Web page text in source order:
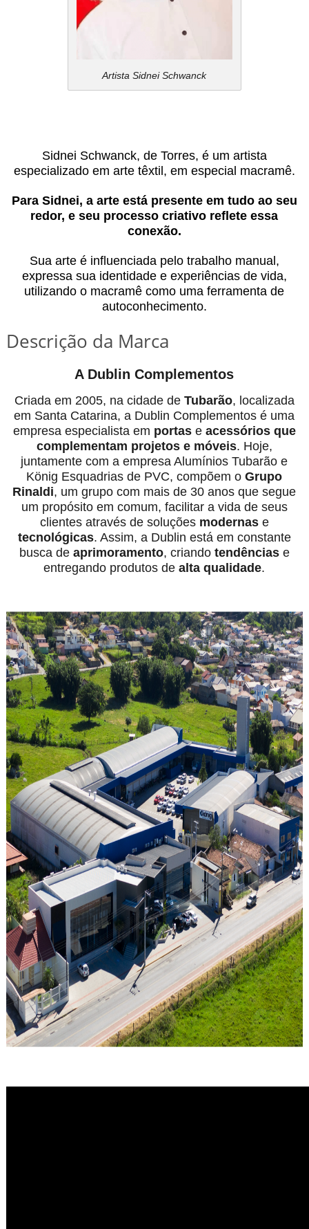
Artista Sidnei Schwanck
Sidnei Schwanck, de Torres, é um artista
especializado em arte têxtil, em especial macramê.
Para Sidnei, a arte está presente em tudo ao seu
redor, e seu processo criativo reflete essa
conexão.
Sua arte é influenciada pelo trabalho manual,
expressa sua identidade e experiências de vida,
utilizando o macramê como uma ferramenta de
autoconhecimento.
Descrição da Marca
A Dublin Complementos
Criada em 2005, na cidade de Tubarão, localizada
em Santa Catarina, a Dublin Complementos é uma
empresa especialista em portase acessórios que
complementam projetos e móveis. Hoje,
juntamente com a empresa Alumínios Tubarão e
König Esquadrias de PVC, compõem oGrupo
Rinaldi, um grupo com mais de 30 anos que segue
um propósito em comum, facilitar a vida de seus
clientes através de soluções modernase
tecnológicas. Assim, a Dublin está em constante
busca de aprimoramento, criando tendênciase
entregando produtos dealta qualidade.